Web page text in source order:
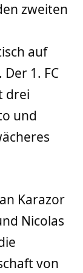
zweiten
auf
1. FC
drei
und
Karazor
Nicolas
von